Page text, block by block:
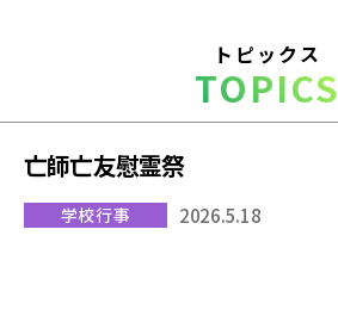
央
高
等
学
校
トピックス
TOPICS
亡師亡友慰霊祭
学校行事 2026.5.18